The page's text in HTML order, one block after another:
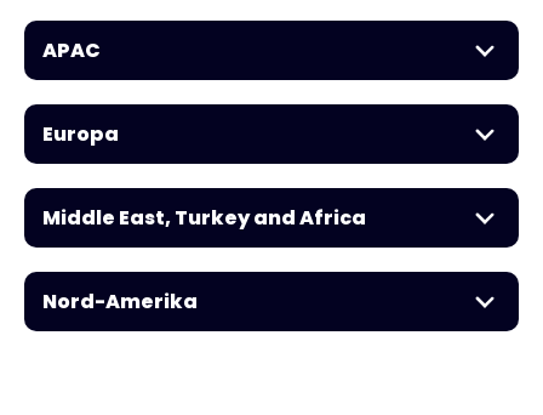
APAC
Europa
Middle East, Turkey and Africa
Nord-Amerika